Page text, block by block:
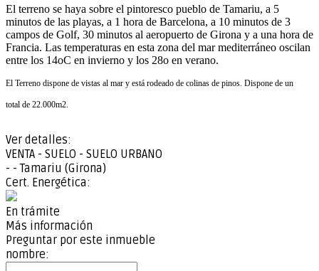
El terreno se haya sobre el pintoresco pueblo de Tamariu, a 5
minutos de las playas, a 1 hora de Barcelona, a 10 minutos de 3
campos de Golf, 30 minutos al aeropuerto de Girona y a una hora de
Francia. Las temperaturas en esta zona del mar mediterráneo oscilan
entre los 14oC en invierno y los 28o en verano.
El Terreno dispone de vistas al mar y está rodeado de colinas de pinos. Dispone de un
total de 22.000m2.
Ver detalles:
VENTA - SUELO - SUELO URBANO
- - Tamariu (Girona)
Cert. Energética:
En trámite
Más información
Preguntar por este inmueble
nombre: